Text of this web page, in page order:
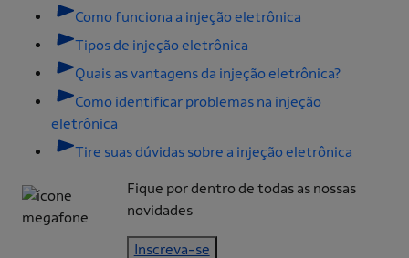
Como funciona a injeção eletrônica
Tipos de injeção eletrônica
Quais as vantagens da injeção eletrônica?
Como identificar problemas na injeção
eletrônica
Tire suas dúvidas sobre a injeção eletrônica
Fique por dentro de todas as nossas
novidades
Inscreva-se